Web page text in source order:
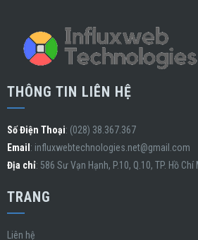
THÔNG TIN LIÊN HỆ
Số Điện Thoại: (028) 38.367.367
Email : influxwebtechnologies.net@gmail.com
Địa chỉ: 586 Sư Vạn Hạnh, P.10, Q.10, TP. Hồ Chí
TRANG
Liên hệ